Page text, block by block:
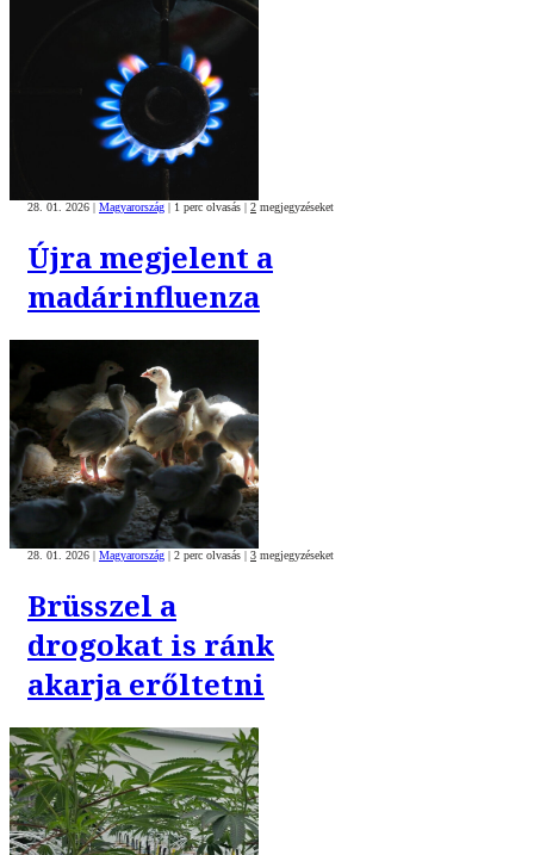
28. 01. 2026 Magyarország 1 perc olvasás 2 megjegyzéseket
Újra megjelent a
madárinfluenza
28. 01. 2026 | Magyarország | 2 perc olvasás | 3 megjegyzéseket
Brüsszel a
drogokat is ránk
akarja erőltetni